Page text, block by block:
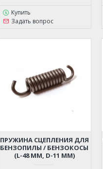
Купить
Задать вопрос
ПРУЖИНА СЦЕПЛЕНИЯ ДЛЯ
БЕНЗОПИЛЫ / БЕНЗОКОСЫ
(L-48 ММ, D-11 ММ)